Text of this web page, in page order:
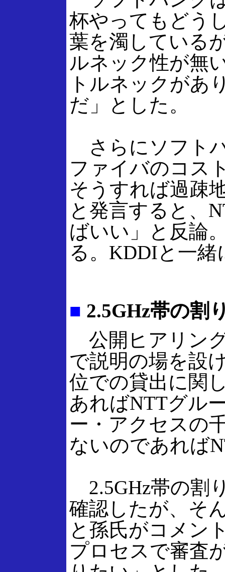
杯やってもどう
葉を濁している
ルネック性が無
トルネックがあ
だ」とした。
さらにソフト
ファイバのコス
そうすれば過疎
と発言すると、
ばいい」と反論
る。KDDIと一
■ 2.5GHz帯の割
公開ヒアリン
で説明の場を設
位での貸出に関
あればNTTグル
ー・アクセスの
ないのであれば
2.5GHz帯の割
確認したが、そ
と孫氏がコメン
プロセスで審査